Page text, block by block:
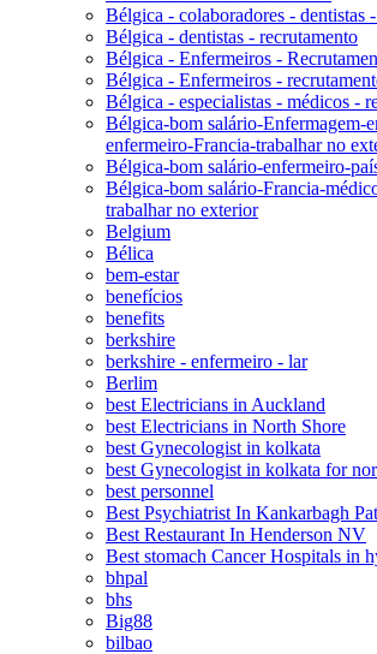
Bélgica - colaboradores - dentistas
Bélgica - dentistas - recrutamento
Bélgica - Enfermeiros - Recrutamen
Bélgica - Enfermeiros -
Bélgica - especialistas - médicos -
Bélgica-bom salário-Enfermagem-
enfermeiro-Francia-trabalhar no
Bélgica-bom salário-enfermeiro-
Bélgica-bom salário-Francia-
trabalhar no exterior
Belgium
Bélica
bem-estar
benefícios
benefits
berkshire
berkshire - enfermeiro - lar
Berlim
best Electricians in Auckland
best Electricians in North Shore
best Gynecologist in kolkata
best Gynecologist in kolkata for
best personnel
Best Psychiatrist In Kankarbagh
Best Restaurant In Henderson NV
Best stomach Cancer Hospitals in
bhpal
bhs
Big88
bilbao